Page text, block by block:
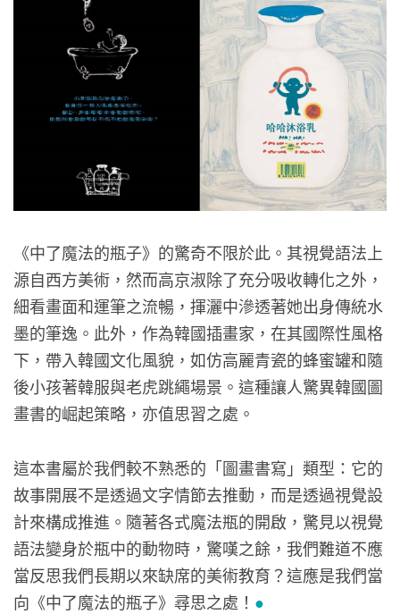
《中了魔法的瓶子》的驚奇不限於此。其視覺語法上
源自西方美術，然而高京淑除了充分吸收轉化之外，
細看畫面和運筆之流暢，揮灑中滲透著她出身傳統水
墨的筆逸。此外，作為韓國插畫家，在其國際性風格
下，帶入韓國文化風貌，如仿高麗青瓷的蜂蜜罐和隨
後小孩著韓服與老虎跳繩場景。這種讓人驚異韓國圖
畫書的崛起策略，亦值思習之處。
這本書屬於我們較不熟悉的「圖畫書寫」類型：它的
故事開展不是透過文字情節去推動，而是透過視覺設
計來構成推進。隨著各式魔法瓶的開啟，驚見以視覺
語法變身於瓶中的動物時，驚嘆之餘，我們難道不應
當反思我們長期以來缺席的美術教育？這應是我們當
向《中了魔法的瓶子》尋思之處！ ●